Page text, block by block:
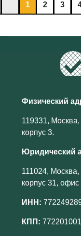
1 2 3
Физический
119331,
корпус 3.
Юридический
111024,
корпус 31,
ИНН:
КПП: 772201001